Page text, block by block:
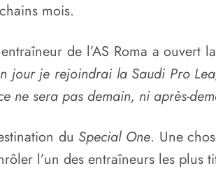
mois.
de l’AS Roma a
jour je rejoindrai la Saudi Pro
ne sera pas demain, ni après-
du Special One. Une
l’un des entraîneurs les plus